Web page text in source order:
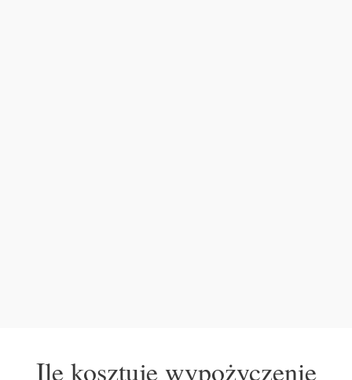
Ile kosztuje wypożyczenie